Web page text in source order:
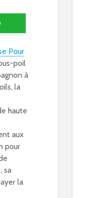
Pour
poil
à
la
haute
aux
pour
sa
la